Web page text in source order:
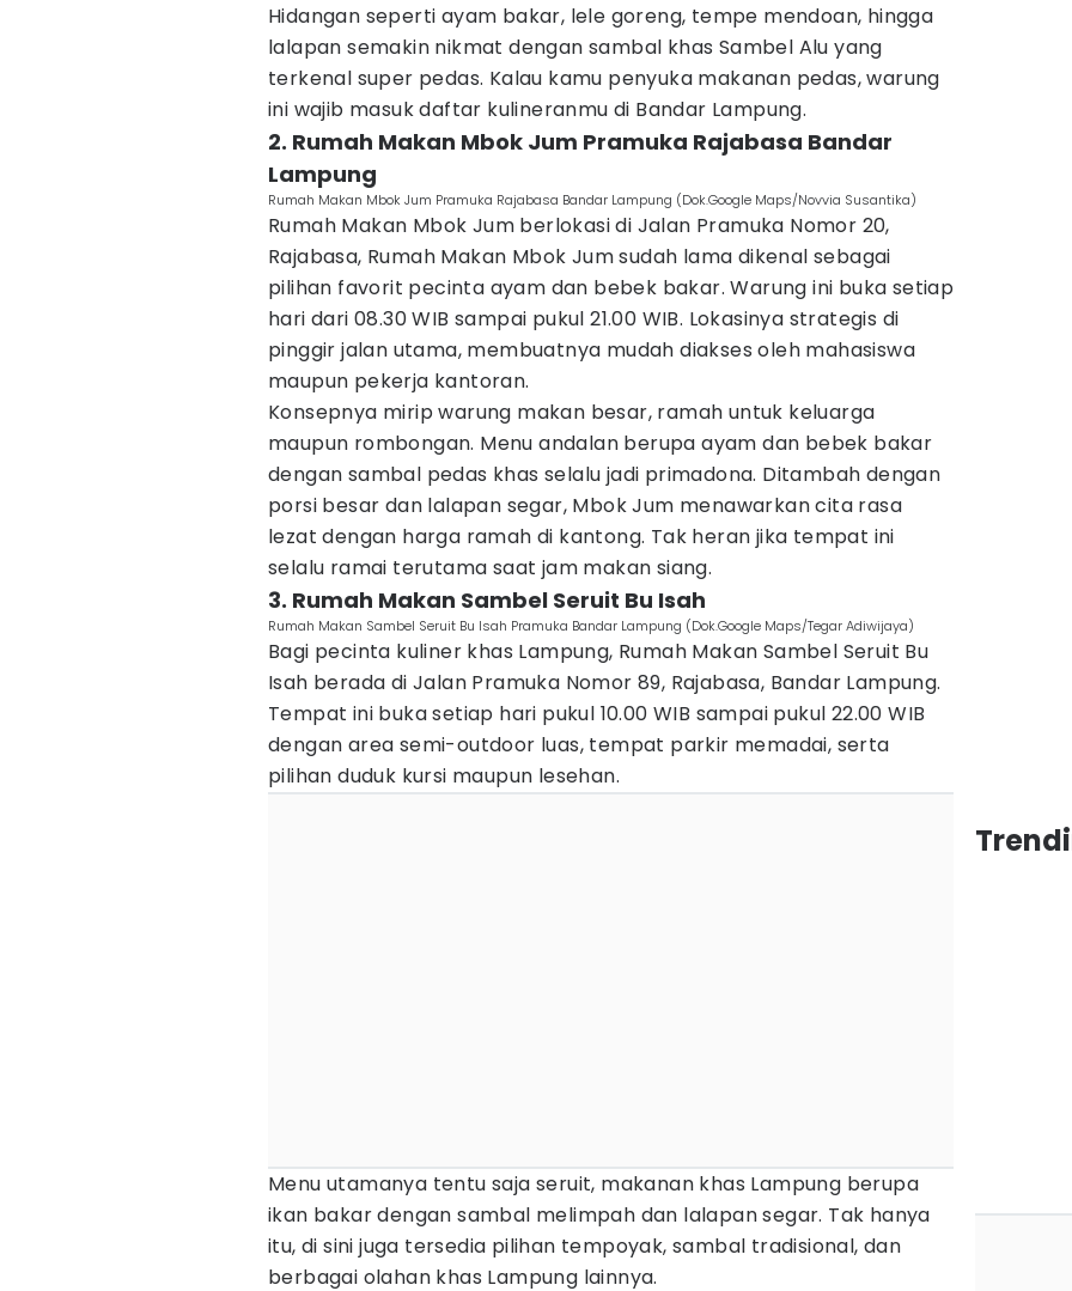
Hidangan seperti ayam bakar, lele goreng, tempe mendoan, hingga
lalapan semakin nikmat dengan sambal khas Sambel Alu yang
terkenal super pedas. Kalau kamu penyuka makanan pedas, warung
ini wajib masuk daftar kulineranmu di Bandar Lampung.
2. Rumah Makan Mbok Jum Pramuka Rajabasa Bandar
Lampung
Rumah Makan Mbok Jum Pramuka Rajabasa Bandar Lampung (Dok.Google Maps/Novvia Susantika)
Rumah Makan Mbok Jum berlokasi di Jalan Pramuka Nomor 20,
Rajabasa, Rumah Makan Mbok Jum sudah lama dikenal sebagai
pilihan favorit pecinta ayam dan bebek bakar. Warung ini buka setiap
hari dari 08.30 WIB sampai pukul 21.00 WIB. Lokasinya strategis di
pinggir jalan utama, membuatnya mudah diakses oleh mahasiswa
maupun pekerja kantoran.
Konsepnya mirip warung makan besar, ramah untuk keluarga
maupun rombongan. Menu andalan berupa ayam dan bebek bakar
dengan sambal pedas khas selalu jadi primadona. Ditambah dengan
porsi besar dan lalapan segar, Mbok Jum menawarkan cita rasa
lezat dengan harga ramah di kantong. Tak heran jika tempat ini
selalu ramai terutama saat jam makan siang.
3. Rumah Makan Sambel Seruit Bu Isah
Rumah Makan Sambel Seruit Bu Isah Pramuka Bandar Lampung (Dok.Google Maps/Tegar Adiwijaya)
Bagi pecinta kuliner khas Lampung, Rumah Makan Sambel Seruit Bu
Isah berada di Jalan Pramuka Nomor 89, Rajabasa, Bandar Lampung.
Tempat ini buka setiap hari pukul 10.00 WIB sampai pukul 22.00 WIB
dengan area semi-outdoor luas, tempat parkir memadai, serta
pilihan duduk kursi maupun lesehan.
Menu utamanya tentu saja seruit, makanan khas Lampung berupa
ikan bakar dengan sambal melimpah dan lalapan segar. Tak hanya
itu, di sini juga tersedia pilihan tempoyak, sambal tradisional, dan
berbagai olahan khas Lampung lainnya.